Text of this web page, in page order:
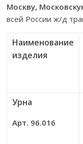
Москву,
всей России ж/д
Наименование
изделия
Урна
Арт. 96.016